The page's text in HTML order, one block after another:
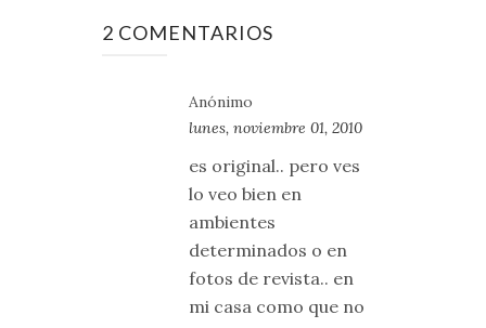
2 COMENTARIOS
Anónimo
lunes, noviembre 01, 2010
es original.. pero ves
lo veo bien en
ambientes
determinados o en
fotos de revista.. en
mi casa como que no